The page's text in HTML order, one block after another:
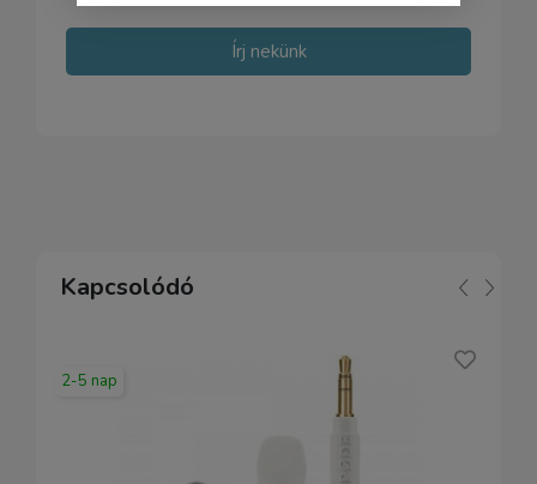
Írj nekünk
Kapcsolódó
2-5 nap